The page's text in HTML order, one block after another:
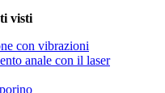
visti
con vibrazioni
anale con il laser